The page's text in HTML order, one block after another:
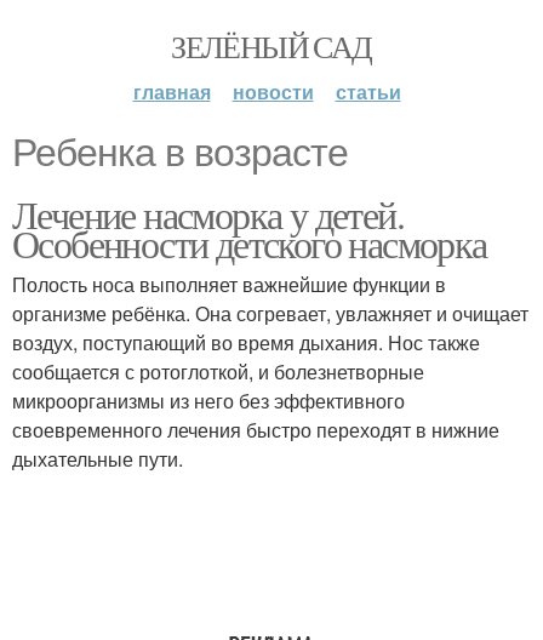
ЗЕЛЁНЫЙ САД
главная новости статьи
Ребенка в возрасте
Лечение насморка у детей.
Особенности детского насморка
Полость носа выполняет важнейшие функции в
организме ребёнка. Она согревает, увлажняет и очищает
воздух, поступающий во время дыхания. Нос также
сообщается с ротоглоткой, и болезнетворные
микроорганизмы из него без эффективного
своевременного лечения быстро переходят в нижние
дыхательные пути.